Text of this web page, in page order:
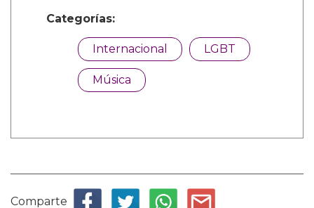
Categorías:
Internacional LGBT
Música
Comparte